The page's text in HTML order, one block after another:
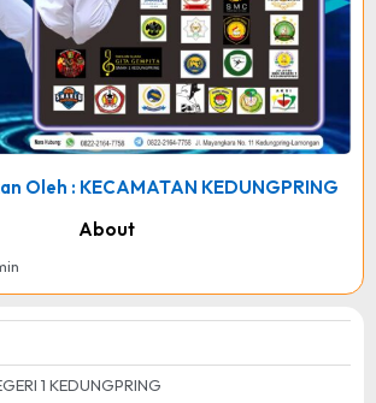
Oleh : KECAMATAN KEDUNGPRING
About
1 KEDUNGPRING